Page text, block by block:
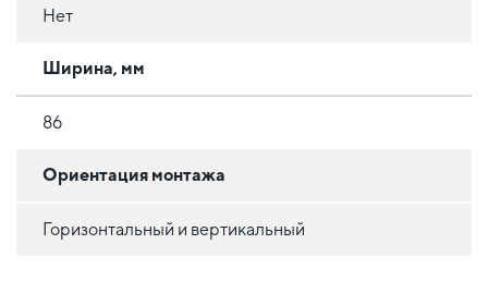
Нет
Ширина, мм
86
Ориентация монтажа
Горизонтальный и вертикальный